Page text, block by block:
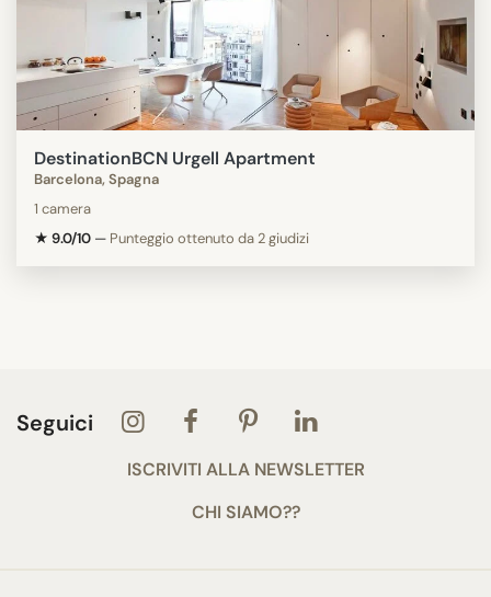
DestinationBCN Urgell Apartment
Barcelona, Spagna
1 camera
★ 9.0/10 — Punteggio ottenuto da 2 giudizi
Seguici
ISCRIVITI ALLA NEWSLETTER
CHI SIAMO??